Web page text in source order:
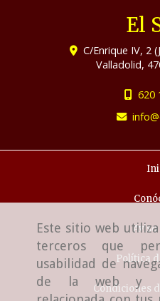
Este sitio web
terceros que
usabilidad de
de la web y
El
C/Enrique IV, 2
Valladolid,
620
info
Aviso
Política
Condiciones